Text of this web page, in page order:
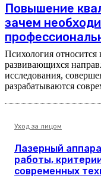
Повышение
зачем
Психология
развивающихся
исследования,
разрабатываются
Уход за лицом
Лазерный
работы,
современных